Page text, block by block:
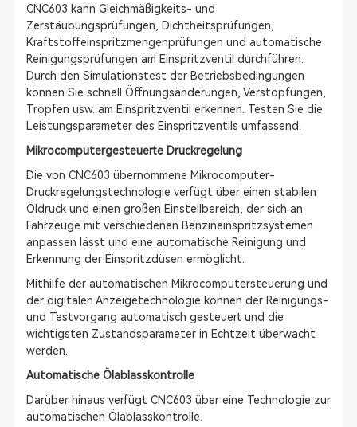
CNC603 kann Gleichmäßigkeits- und
Zerstäubungsprüfungen, Dichtheitsprüfungen,
Kraftstoffeinspritzmengenprüfungen und automatische
Reinigungsprüfungen am Einspritzventil durchführen.
Durch den Simulationstest der Betriebsbedingungen
können Sie schnell Öffnungsänderungen, Verstopfungen,
Tropfen usw. am Einspritzventil erkennen. Testen Sie die
Leistungsparameter des Einspritzventils umfassend.
Mikrocomputergesteuerte Druckregelung
Die von CNC603 übernommene Mikrocomputer-
Druckregelungstechnologie verfügt über einen stabilen
Öldruck und einen großen Einstellbereich, der sich an
Fahrzeuge mit verschiedenen Benzineinspritzsystemen
anpassen lässt und eine automatische Reinigung und
Erkennung der Einspritzdüsen ermöglicht.
Mithilfe der automatischen Mikrocomputersteuerung und
der digitalen Anzeigetechnologie können der Reinigungs-
und Testvorgang automatisch gesteuert und die
wichtigsten Zustandsparameter in Echtzeit überwacht
werden.
Automatische Ölablasskontrolle
Darüber hinaus verfügt CNC603 über eine Technologie zur
automatischen Ölablasskontrolle.